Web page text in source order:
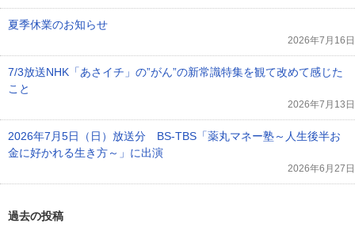
夏季休業のお知らせ
2026年7月16日
7/3放送NHK「あさイチ」の”がん”の新常識特集を観て改めて感じた
こと
2026年7月13日
2026年7月5日（日）放送分 BS-TBS「薬丸マネー塾～人生後半お
金に好かれる生き方～」に出演
2026年6月27日
過去の投稿